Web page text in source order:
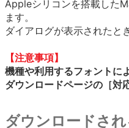
Appleシリコンを搭載した
ます。
ダイアログが表示されたと
【注意事項】
機種や利用するフォントに
ダウンロードページの［対
ダウンロードさ